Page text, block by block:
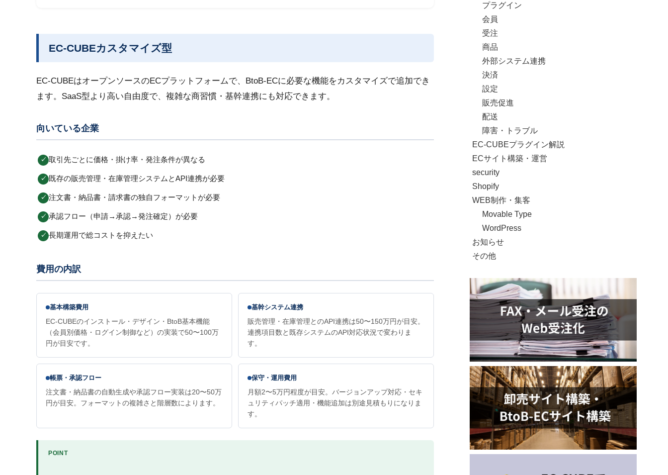
EC-CUBEカスタマイズ型
EC-CUBEはオープンソースのECプラットフォームで、BtoB-ECに必要な機能をカスタマイズで追加でき
ます。SaaS型より高い自由度で、複雑な商習慣・基幹連携にも対応できます。
向いている企業
取引先ごとに価格・掛け率・発注条件が異なる
既存の販売管理・在庫管理システムとAPI連携が必要
注文書・納品書・請求書の独自フォーマットが必要
承認フロー（申請→承認→発注確定）が必要
長期運用で総コストを抑えたい
費用の内訳
基本構築費用
EC-CUBEのインストール・デザイン・BtoB基本機能
（会員別価格・ログイン制御など）の実装で50〜100万
円が目安です。
基幹システム連携
販売管理・在庫管理とのAPI連携は50〜150万円が目安。
連携項目数と既存システムのAPI対応状況で変わりま
す。
帳票・承認フロー
注文書・納品書の自動生成や承認フロー実装は20〜50万
円が目安。フォーマットの複雑さと階層数によります。
保守・運用費用
月額2〜5万円程度が目安。バージョンアップ対応・セキ
ュリティパッチ適用・機能追加は別途見積もりになりま
す。
POINT
プラグイン
会員
受注
商品
外部システム連携
決済
設定
販売促進
配送
障害・トラブル
EC-CUBEプラグイン解説
ECサイト構築・運営
security
Shopify
WEB制作・集客
Movable Type
WordPress
お知らせ
その他